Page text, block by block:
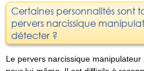
Certaines personnalités sont
pervers narcissique
détecter ?
Le pervers narcissique